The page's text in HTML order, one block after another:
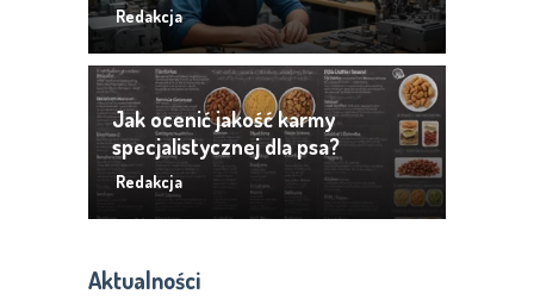
Redakcja
Jak ocenić jakość karmy
specjalistycznej dla psa?
Redakcja
Aktualności